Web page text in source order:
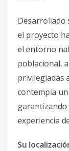
Desarrollado
el proyecto
el entorno
poblacional,
privilegiadas
contempla
garantizando
experiencia
Su